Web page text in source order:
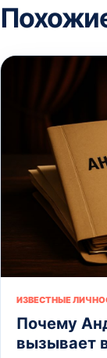
ИЗВЕСТНЫЕ
Почему
вызывает